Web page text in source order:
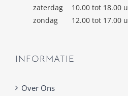
zaterdag
10.00 tot 18.00 u
zondag
12.00 tot 17.00 u
INFORMATIE
Over Ons